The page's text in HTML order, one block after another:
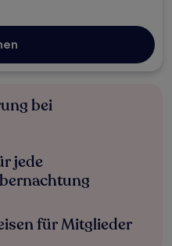
bei
jede
für Mitglieder